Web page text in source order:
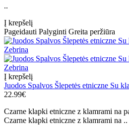
..
Į krepšelį
Pageidauti Palyginti Greita peržiūra
Į krepšelį
Juodos Spalvos Šlepetės etniczne Su
22.99€
Czarne klapki etniczne z klamrami na
Czarne klapki etniczne z klamrami na ..